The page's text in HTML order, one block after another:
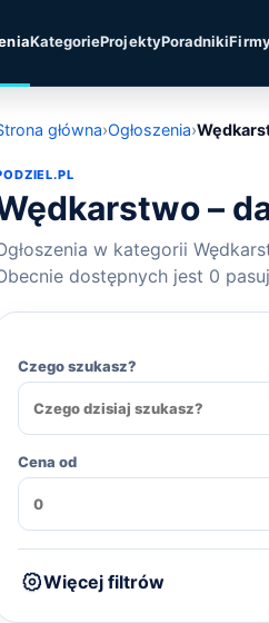
KategorieProjektyPoradniki
główna›Ogłoszenia›
–
w kategorii
dostępnych jest 0
Czego szukasz?
Cena od
Więcej filtrów